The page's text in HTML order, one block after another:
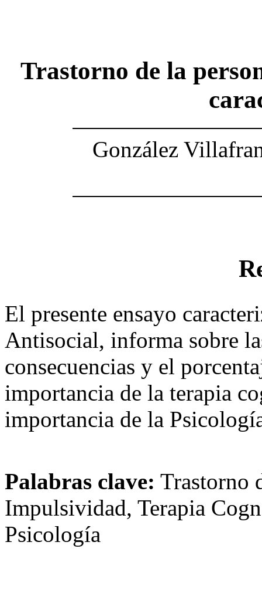
Trastorno de la
González
El presente ensayo
Antisocial, informa sobre
consecuencias y el
importancia de la terapia
importancia de la
Palabras clave: Trastorno
Impulsividad, Terapia
Psicología